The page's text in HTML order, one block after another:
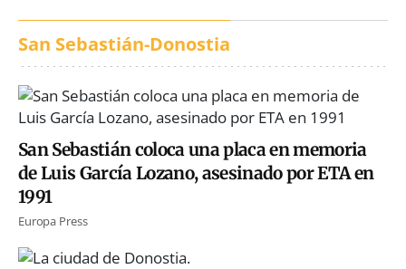
San Sebastián-Donostia
San Sebastián coloca una placa en memoria
de Luis García Lozano, asesinado por ETA en
1991
Europa Press